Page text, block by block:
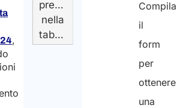
,
presente
nella
tabella
Compila
il
form
per
ottenere
una